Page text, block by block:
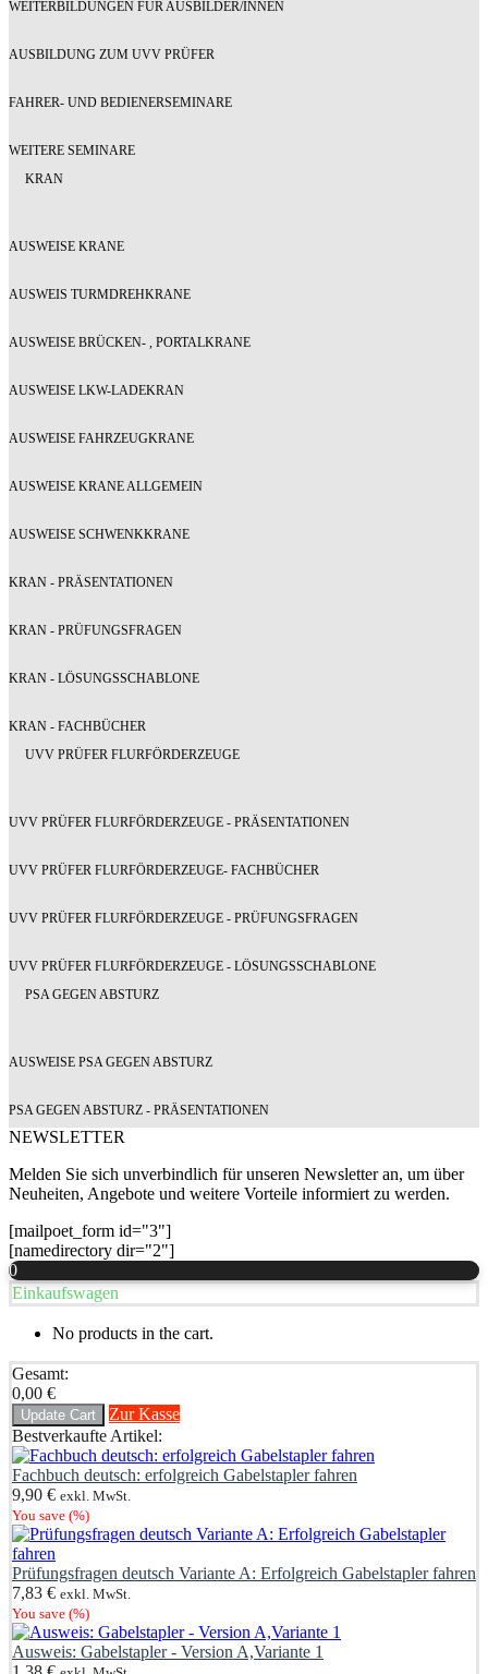
WEITERBILDUNGEN FÜR AUSBILDER/INNEN
AUSBILDUNG ZUM UVV PRÜFER
FAHRER- UND BEDIENERSEMINARE
WEITERE SEMINARE
KRAN
AUSWEISE KRANE
AUSWEIS TURMDREHKRANE
AUSWEISE BRÜCKEN- , PORTALKRANE
AUSWEISE LKW-LADEKRAN
AUSWEISE FAHRZEUGKRANE
AUSWEISE KRANE ALLGEMEIN
AUSWEISE SCHWENKKRANE
KRAN - PRÄSENTATIONEN
KRAN - PRÜFUNGSFRAGEN
KRAN - LÖSUNGSSCHABLONE
KRAN - FACHBÜCHER
UVV PRÜFER FLURFÖRDERZEUGE
UVV PRÜFER FLURFÖRDERZEUGE - PRÄSENTATIONEN
UVV PRÜFER FLURFÖRDERZEUGE- FACHBÜCHER
UVV PRÜFER FLURFÖRDERZEUGE - PRÜFUNGSFRAGEN
UVV PRÜFER FLURFÖRDERZEUGE - LÖSUNGSSCHABLONE
PSA GEGEN ABSTURZ
AUSWEISE PSA GEGEN ABSTURZ
PSA GEGEN ABSTURZ - PRÄSENTATIONEN
NEWSLETTER
Melden Sie sich unverbindlich für unseren Newsletter an, um über
Neuheiten, Angebote und weitere Vorteile informiert zu werden.
[mailpoet_form id="3"]
[namedirectory dir="2"]
0
Einkaufswagen
No products in the cart.
Gesamt:
0,00 €
Update Cart
Zur Kasse
Bestverkaufte Artikel:
Fachbuch deutsch: erfolgreich Gabelstapler fahren
9,90 € exkl. MwSt.
You save (%)
Prüfungsfragen deutsch Variante A: Erfolgreich Gabelstapler fahren
7,83 € exkl. MwSt.
You save (%)
Ausweis: Gabelstapler - Version A,Variante 1